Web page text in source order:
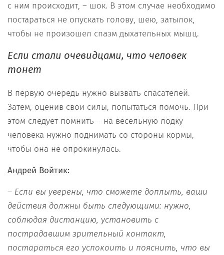
с ним происходит, – шок. В этом случае необходимо
постараться не опускать голову, шею, затылок,
чтобы не произошел спазм дыхательных мышц.
Если стали очевидцами, что человек
тонет
В первую очередь нужно вызвать спасателей.
Затем, оценив свои силы, попытаться помочь. При
этом следует помнить – на весельную лодку
человека нужно поднимать со стороны кормы,
чтобы она не опрокинулась.
Андрей Войтик:
– Если вы уверены, что сможете доплыть, ваши
действия должны быть следующими: нужно,
соблюдая дистанцию, установить с
пострадавшим зрительный контакт,
постараться его успокоить и пояснить, что вы